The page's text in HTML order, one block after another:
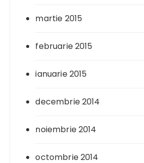
martie 2015
februarie 2015
ianuarie 2015
decembrie 2014
noiembrie 2014
octombrie 2014